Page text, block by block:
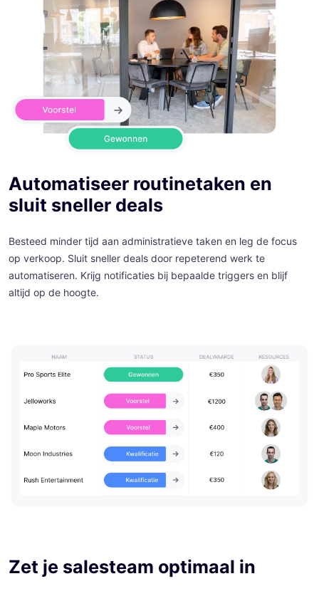
Automatiseer routinetaken en
sluit sneller deals
Besteed minder tijd aan administratieve taken en leg de focus
op verkoop. Sluit sneller deals door repeterend werk te
automatiseren. Krijg notificaties bij bepaalde triggers en blijf
altijd op de hoogte.
Zet je salesteam optimaal in